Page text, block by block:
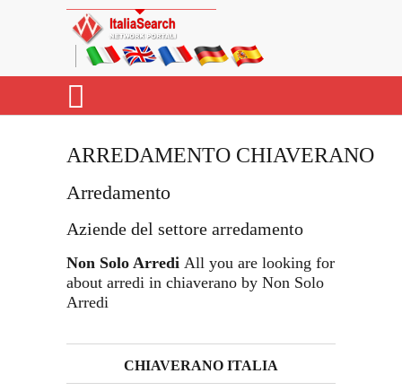
ARREDAMENTO CHIAVERANO
Arredamento
Aziende del settore arredamento
Non Solo Arredi All you are looking for
about arredi in chiaverano by Non Solo
Arredi
CHIAVERANO ITALIA